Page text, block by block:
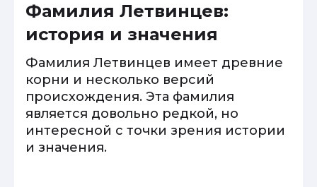
Фамилия Летвинцев:
история и значения
Фамилия Летвинцев имеет древние
корни и несколько версий
происхождения. Эта фамилия
является довольно редкой, но
интересной с точки зрения истории
и значения.